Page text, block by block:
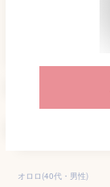
オロロ(40代・男性)